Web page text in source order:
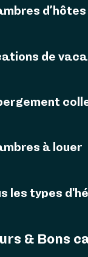
d’hôtes
de
à louer
les types
& Bons
le
important